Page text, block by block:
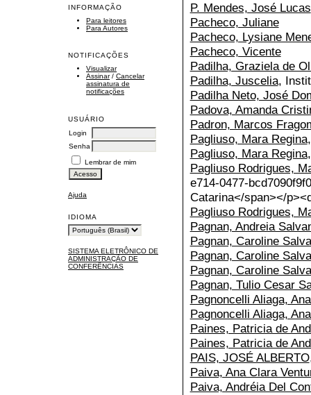
INFORMAÇÃO
Para leitores
Para Autores
NOTIFICAÇÕES
Visualizar
Assinar/ Cancelar
assinatura de
notificações
USUÁRIO
Login
Senha
Lembrar de mim
Ajuda
IDIOMA
SISTEMA ELETRÔNICO DE
ADMINISTRAÇÃO DE
CONFERÊNCIAS
P. Mendes, José Lucas
Pacheco, Juliane
Pacheco, Lysiane
Pacheco, Vicente
Padilha, Graziela de
Padilha, Juscelia,
Padilha Neto, José
Padova, Amanda
Padron, Marcos
Pagliuso, Mara Regina
Pagliuso, Mara Regina
Pagliuso Rodrigues,
e714-0477-
Catarina</span></
Pagliuso Rodrigues,
Pagnan, Andreia
Pagnan, Caroline
Pagnan, Caroline
Pagnan, Caroline
Pagnan, Tulio Cesar
Pagnoncelli Aliaga,
Pagnoncelli Aliaga,
Paines, Patricia de
Paines, Patricia de
PAIS, JOSÉ ALBERTO
Paiva, Ana Clara
Paiva, Andréia Del